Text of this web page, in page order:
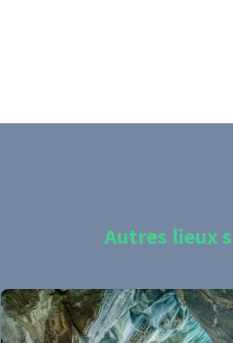
Autres lieux